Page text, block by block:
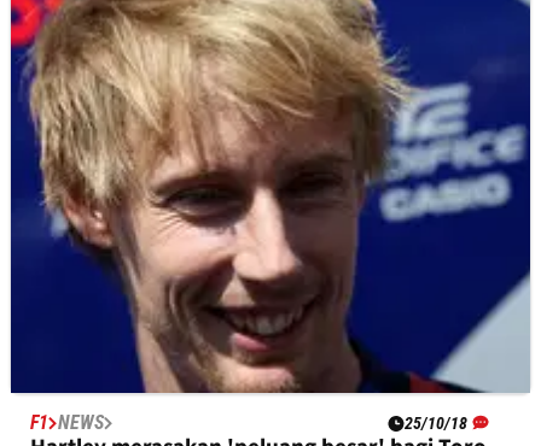
F1 NEWS
Gasly akan menjadi starter terakhir di Meksiko
setelah unit daya diganti
F1 NEWS 25/10/18